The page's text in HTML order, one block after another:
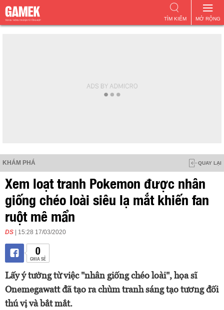
MỞ RỘNG
TÌM KIẾM
KHÁM PHÁ QUAY LẠI
Xem loạt tranh Pokemon được nhân
giống chéo loài siêu lạ mắt khiến fan
ruột mê mẩn
DS | 15:28 17/03/2020
0
CHIA SẺ
Lấy ý tưởng từ việc "nhân giống chéo loài", họa sĩ
Onemegawatt đã tạo ra chùm tranh sáng tạo tương đối
thú vị và bắt mắt.